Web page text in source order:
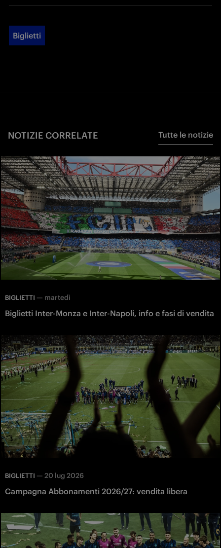
Biglietti
NOTIZIE CORRELATE Tutte le notizie
BIGLIETTI — martedì
Biglietti Inter-Monza e Inter-Napoli, info e fasi di vendita
BIGLIETTI — 20 lug 2026
Campagna Abbonamenti 2026/27: vendita libera